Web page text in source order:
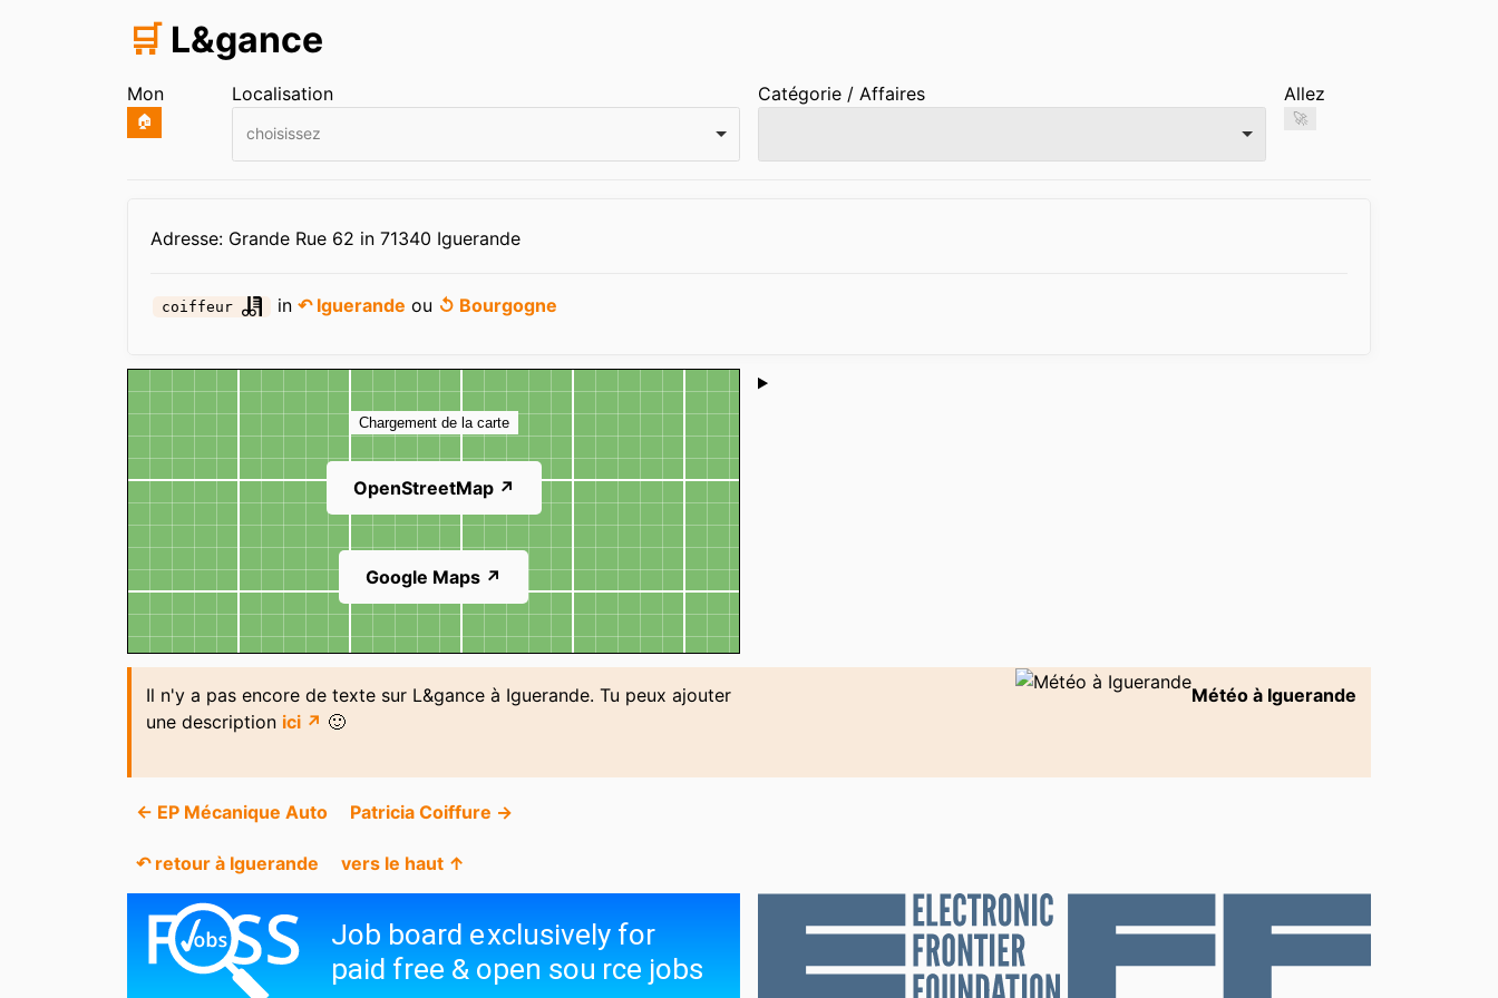
🛒 L&gance
Mon
🏠
Localisation
choisissez
Catégorie / Affaires Allez
🚀
Adresse: Grande Rue 62 in 71340 Iguerande
coiffeur in↶ Iguerande ou ↺ Bourgogne
Carte
Chargement de la carte
OpenStreetMap ↗
Google Maps ↗
Shoutbox
Il n'y a pas encore de texte sur L&gance à Iguerande. Tu peux ajouter
une description ici ↗ 🙂
Météo à Iguerande
← EP Mécanique Auto Patricia Coiffure →
↶ retour à Iguerande vers le haut ↑